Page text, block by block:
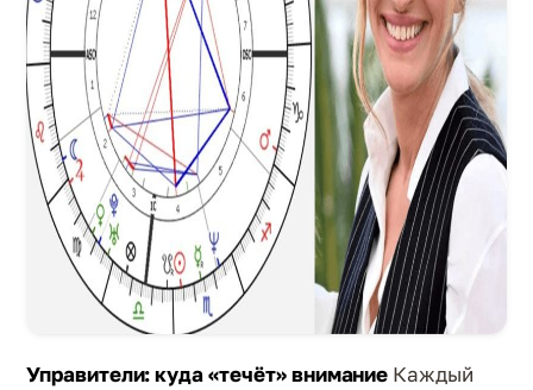
Управители: куда «течёт» внимание Каждый